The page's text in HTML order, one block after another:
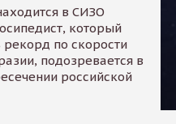
в СИЗО
который
рекорд по скорости
подозревается в
российской